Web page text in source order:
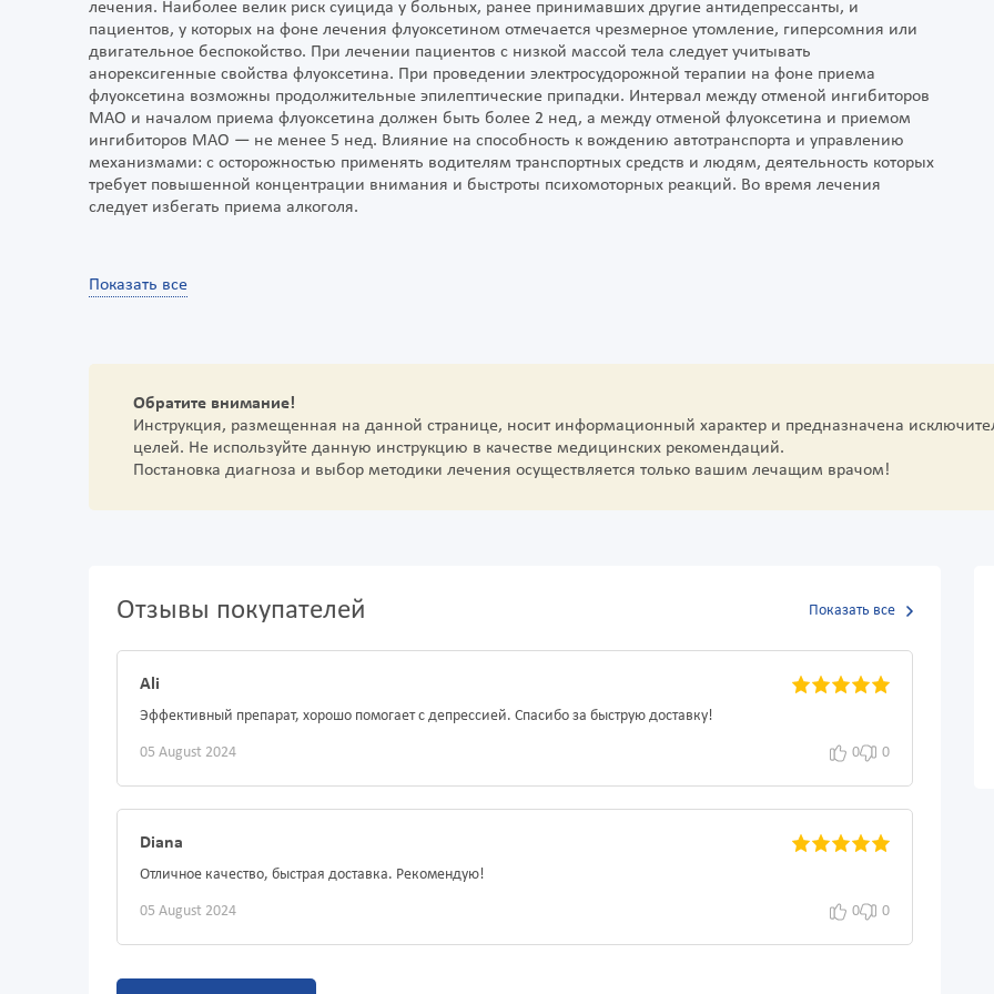
лечения. Наиболее велик риск суицида у больных, ранее принимавших другие антидепрессанты, и
пациентов, у которых на фоне лечения флуоксетином отмечается чрезмерное утомление, гиперсомния или
двигательное беспокойство. При лечении пациентов с низкой массой тела следует учитывать
анорексигенные свойства флуоксетина. При проведении электросудорожной терапии на фоне приема
флуоксетина возможны продолжительные эпилептические припадки. Интервал между отменой ингибиторов
МАО и началом приема флуоксетина должен быть более 2 нед, а между отменой флуоксетина и приемом
ингибиторов МАО — не менее 5 нед. Влияние на способность к вождению автотранспорта и управлению
механизмами: с осторожностью применять водителям транспортных средств и людям, деятельность которых
требует повышенной концентрации внимания и быстроты психомоторных реакций. Во время лечения
следует избегать приема алкоголя.
Показать все
Обратите внимание!
Инструкция, размещенная на данной странице, носит информационный характер и предназначена
целей. Не используйте данную инструкцию в качестве медицинских рекомендаций.
Постановка диагноза и выбор методики лечения осуществляется только вашим лечащим врачом!
Отзывы покупателей Показать все
Ali
Эффективный препарат, хорошо помогает с депрессией. Спасибо за быструю доставку!
05 August 2024 0 0
Diana
Отличное качество, быстрая доставка. Рекомендую!
05 August 2024 0 0